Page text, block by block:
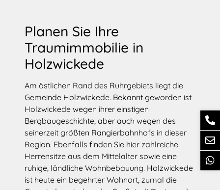
Planen Sie Ihre
Traumimmobilie in
Holzwickede
Am östlichen Rand des Ruhrgebiets liegt die
Gemeinde Holzwickede. Bekannt geworden ist
Holzwickede wegen ihrer einstigen
Bergbaugeschichte, aber auch wegen des
seinerzeit größten Rangierbahnhofs in dieser
Region. Ebenfalls finden Sie hier zahlreiche
Herrensitze aus dem Mittelalter sowie eine
ruhige, ländliche Wohnbebauung. Holzwickede
ist heute ein begehrter Wohnort, zumal die